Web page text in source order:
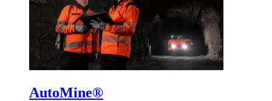
AutoMine®